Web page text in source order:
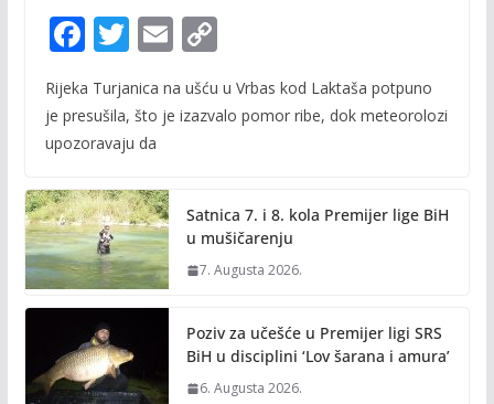
F
e
b
o
k
T
itt
er
E
m
ai
C
p
n
k
Rijeka Turjanica na ušću u Vrbas kod Laktaša potpuno
je presušila, što je izazvalo pomor ribe, dok meteorolozi
upozoravaju da
Satnica 7. i 8. kola Premijer lige BiH
u mušičarenju
7. Augusta 2026.
Poziv za učešće u Premijer ligi SRS
BiH u disciplini ‘Lov šarana i amura’
6. Augusta 2026.